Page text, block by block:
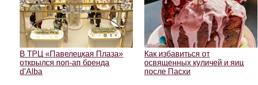
В ТРЦ «Павелецкая Плаза»
открылся поп-ап бренда
d’Alba
Как избавиться от
освященных куличей и яиц
после Пасхи